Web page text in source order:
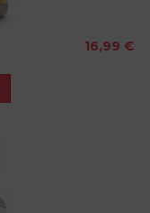
16,99 €